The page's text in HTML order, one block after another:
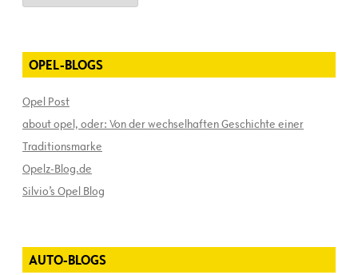
OPEL-BLOGS
Opel Post
about opel, oder: Von der wechselhaften Geschichte einer
Traditionsmarke
Opelz-Blog.de
Silvio’s Opel Blog
AUTO-BLOGS